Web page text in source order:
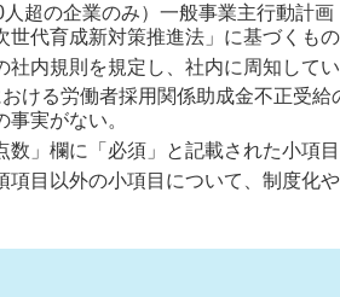
人超の企業のみ）一般事業主行動計
世代育成新対策推進法」に基づくもの
社内規則を規定し、社内に周知してい
ける労働者採用関係助成金不正受
事実がない。
数」欄に「必須」と記載された小項
項目以外の小項目について、制度化